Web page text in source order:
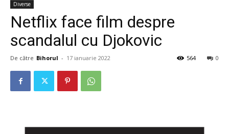
Diverse
Netflix face film despre
scandalul cu Djokovic
De către Bihorul - 17 ianuarie 2022 0
564